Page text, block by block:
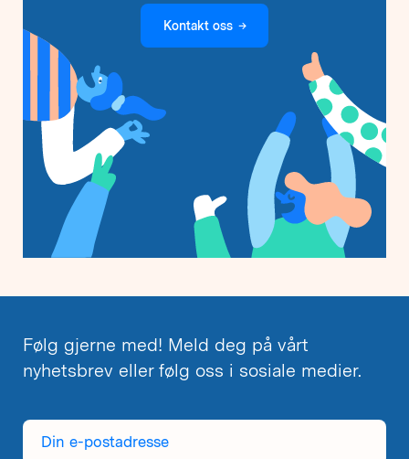
Kontakt oss →
Følg gjerne med! Meld deg på vårt
nyhetsbrev eller følg oss i sosiale medier.
Din